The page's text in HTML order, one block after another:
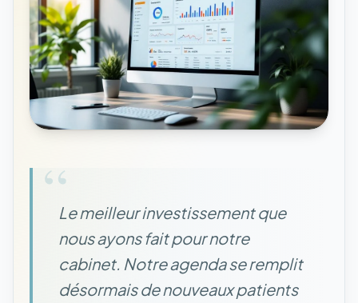
“Le meilleur investissement que
nous ayons fait pour notre
cabinet. Notre agenda se remplit
désormais de nouveaux patients